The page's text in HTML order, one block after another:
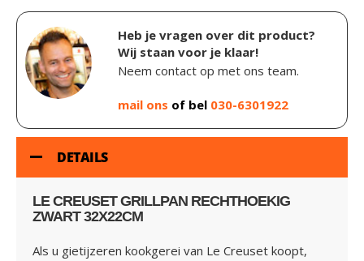
Heb je vragen over dit product?
Wij staan voor je klaar!
Neem contact op met ons team.
mail ons of bel 030-6301922
DETAILS
LE CREUSET GRILLPAN RECHTHOEKIG
ZWART 32X22CM
Als u gietijzeren kookgerei van Le Creuset koopt,